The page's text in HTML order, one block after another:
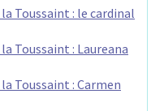
Toussaint : le cardinal
Toussaint : Laureana
Toussaint : Carmen